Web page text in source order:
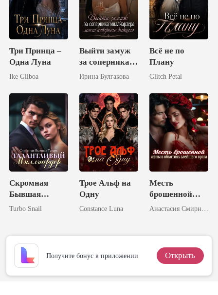
Три Принца –
Одна Луна
Ike Gilboa
Выйти замуж
за соперника-
миллиардера
неверного
бывшего
Ирина Булгакова
Всё не по
Плану
Glitch Petal
Скромная
Бывшая
Теперь
Turbo Snail
Трое Альф на
Одну
Constance Luna
Месть
брошенной
жены в
врага
Получите бонус в приложении Открыть